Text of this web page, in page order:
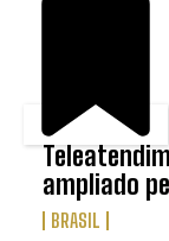
ampliado
BRASIL